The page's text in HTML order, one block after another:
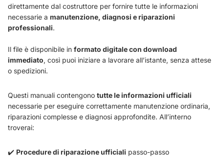
direttamente dal costruttore per fornire tutte le informazioni
necessarie a manutenzione, diagnosi e riparazioni
professionali.
Il file è disponibile in formato digitale con download
immediato, così puoi iniziare a lavorare all’istante, senza attese
o spedizioni.
Questi manuali contengono tutte le informazioni ufficiali
necessarie per eseguire correttamente manutenzione ordinaria,
riparazioni complesse e diagnosi approfondite. All’interno
troverai:
✔️ Procedure di riparazione ufficiali passo-passo